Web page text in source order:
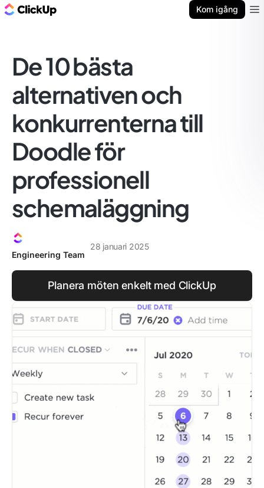
Kom igång
De 10 bästa
alternativen och
konkurrenterna till
Doodle för
professionell
schemaläggning
Engineering Team
28 januari 2025
Planera möten enkelt med ClickUp